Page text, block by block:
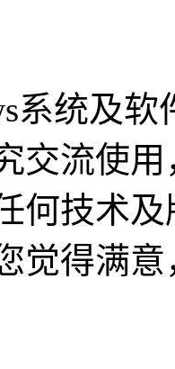
统及软
交流使
何技术
觉得满